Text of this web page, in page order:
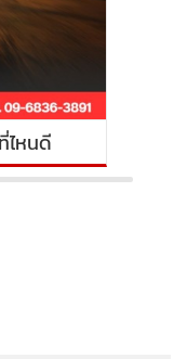
ไหนดี